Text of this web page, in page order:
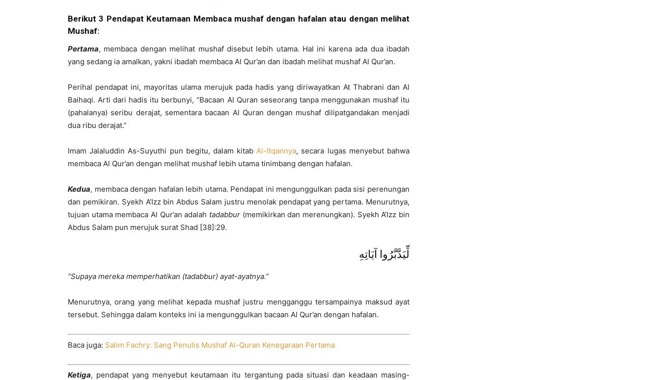
Berikut 3 Pendapat Keutamaan Membaca mushaf dengan hafalan atau dengan melihat
Mushaf:
Pertama, membaca dengan melihat mushaf disebut lebih utama. Hal ini karena ada dua ibadah
yang sedang ia amalkan, yakni ibadah membaca Al Qur’an dan ibadah melihat mushaf Al Qur’an.
Perihal pendapat ini, mayoritas ulama merujuk pada hadis yang diriwayatkan At Thabrani dan Al
Baihaqi. Arti dari hadis itu berbunyi, “Bacaan Al Quran seseorang tanpa menggunakan mushaf itu
(pahalanya) seribu derajat, sementara bacaan Al Quran dengan mushaf dilipatgandakan menjadi
dua ribu derajat.”
Imam Jalaluddin As-Suyuthi pun begitu, dalam kitabAl-Itqannya, secara lugas menyebut bahwa
membaca Al Qur’an dengan melihat mushaf lebih utama tinimbang dengan hafalan.
Kedua, membaca dengan hafalan lebih utama. Pendapat ini mengunggulkan pada sisi perenungan
dan pemikiran. Syekh A’Izz bin Abdus Salam justru menolak pendapat yang pertama. Menurutnya,
tujuan utama membaca Al Qur’an adalah tadabbur (memikirkan dan merenungkan). Syekh A’Izz bin
Abdus Salam pun merujuk surat Shad [38]:29.
لِّيَدَّبَّرُوا آيَاتِهِ
“Supaya mereka memperhatikan (tadabbur) ayat-ayatnya.”
Menurutnya, orang yang melihat kepada mushaf justru mengganggu tersampainya maksud ayat
tersebut. Sehingga dalam konteks ini ia mengunggulkan bacaan Al Qur’an dengan hafalan.
Baca juga: Salim Fachry: Sang Penulis Mushaf Al-Quran Kenegaraan Pertama
Ketiga, pendapat yang menyebut keutamaan itu tergantung pada situasi dan keadaan masing-